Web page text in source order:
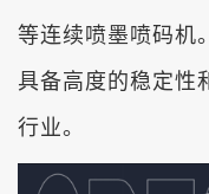
等连续喷墨喷码机
具备高度的稳定性
行业。